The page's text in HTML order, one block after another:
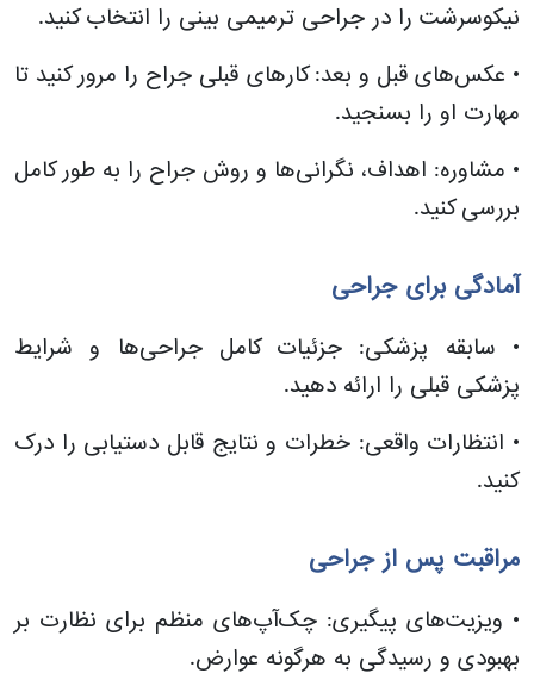
نیکوسرشت را در جراحی ترمیمی بینی را انتخاب کنید.
• عکس‌های قبل و بعد: کارهای قبلی جراح را مرور کنید تا
مهارت او را بسنجید.
• مشاوره: اهداف، نگرانی‌ها و روش جراح را به طور کامل
بررسی کنید.
آمادگی برای جراحی
• سابقه پزشکی: جزئیات کامل جراحی‌ها و شرایط
پزشکی قبلی را ارائه دهید.
• انتظارات واقعی: خطرات و نتایج قابل دستیابی را درک
کنید.
مراقبت پس از جراحی
• ویزیت‌های پیگیری: چک‌آپ‌های منظم برای نظارت بر
بهبودی و رسیدگی به هرگونه عوارض.